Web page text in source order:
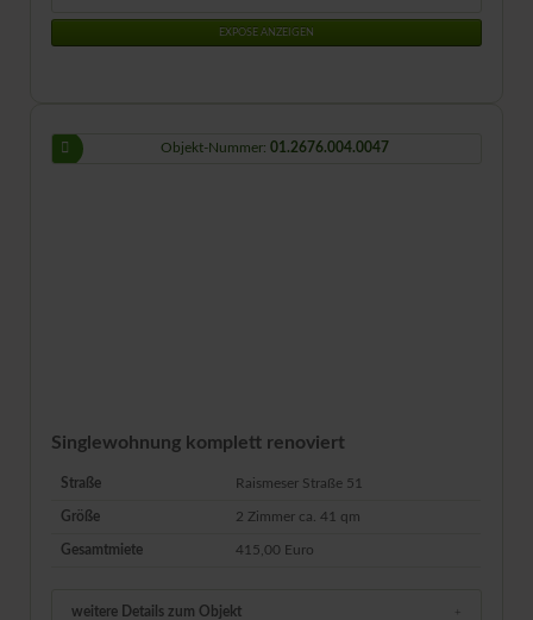
EXPOSE ANZEIGEN
Objekt-Nummer: 01.2676.004.0047
Singlewohnung komplett renoviert
Straße Raismeser Straße 51
Größe 2 Zimmer ca.41 qm
Gesamtmiete 415,00 Euro
weitere Details zum Objekt